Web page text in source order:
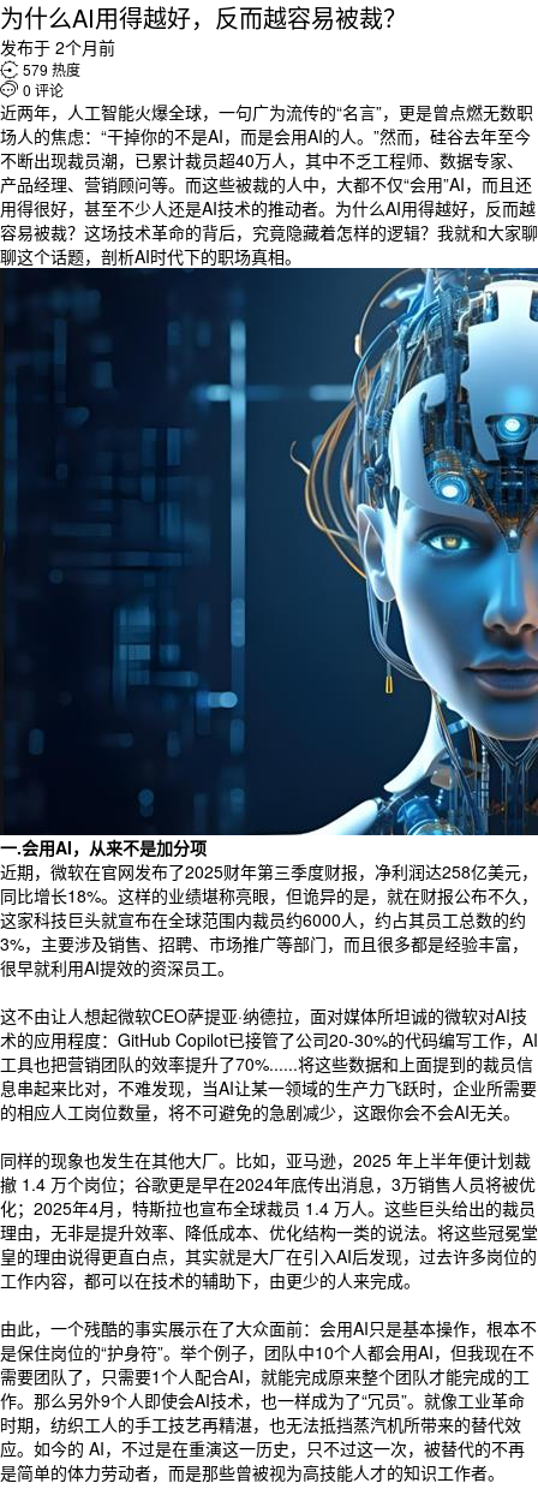
为什么AI用得越好，反而越容易被裁？
发布于 2个月前
 579 热度
 0 评论
近两年，人工智能火爆全球，一句广为流传的“名言”，更是曾点燃无数职
场人的焦虑：“干掉你的不是AI，而是会用AI的人。”然而，硅谷去年至今
不断出现裁员潮，已累计裁员超40万人，其中不乏工程师、数据专家、
产品经理、营销顾问等。而这些被裁的人中，大都不仅“会用”AI，而且还
用得很好，甚至不少人还是AI技术的推动者。为什么AI用得越好，反而越
容易被裁？这场技术革命的背后，究竟隐藏着怎样的逻辑？我就和大家聊
聊这个话题，剖析AI时代下的职场真相。
一.会用AI，从来不是加分项
近期，微软在官网发布了2025财年第三季度财报，净利润达258亿美元，
同比增长18%。这样的业绩堪称亮眼，但诡异的是，就在财报公布不久，
这家科技巨头就宣布在全球范围内裁员约6000人，约占其员工总数的约
3%，主要涉及销售、招聘、市场推广等部门，而且很多都是经验丰富，
很早就利用AI提效的资深员工。
这不由让人想起微软CEO萨提亚·纳德拉，面对媒体所坦诚的微软对AI技
术的应用程度：GitHub Copilot已接管了公司20-30%的代码编写工作，AI
工具也把营销团队的效率提升了70%......将这些数据和上面提到的裁员信
息串起来比对，不难发现，当AI让某一领域的生产力飞跃时，企业所需要
的相应人工岗位数量，将不可避免的急剧减少，这跟你会不会AI无关。
同样的现象也发生在其他大厂。比如，亚马逊，2025 年上半年便计划裁
撤 1.4 万个岗位；谷歌更是早在2024年底传出消息，3万销售人员将被优
化；2025年4月，特斯拉也宣布全球裁员 1.4 万人。这些巨头给出的裁员
理由，无非是提升效率、降低成本、优化结构一类的说法。将这些冠冕堂
皇的理由说得更直白点，其实就是大厂在引入AI后发现，过去许多岗位的
工作内容，都可以在技术的辅助下，由更少的人来完成。
由此，一个残酷的事实展示在了大众面前：会用AI只是基本操作，根本不
是保住岗位的“护身符”。举个例子，团队中10个人都会用AI，但我现在不
需要团队了，只需要1个人配合AI，就能完成原来整个团队才能完成的工
作。那么另外9个人即使会AI技术，也一样成为了“冗员”。就像工业革命
时期，纺织工人的手工技艺再精湛，也无法抵挡蒸汽机所带来的替代效
应。如今的 AI，不过是在重演这一历史，只不过这一次，被替代的不再
是简单的体力劳动者，而是那些曾被视为高技能人才的知识工作者。